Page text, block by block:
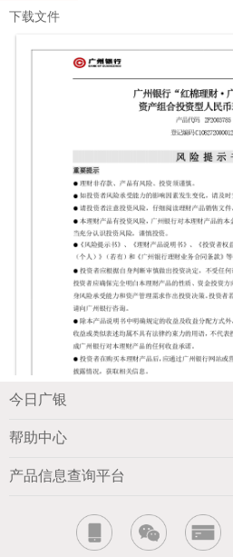
下载文件
今日广银
帮助中心
产品信息查询平台